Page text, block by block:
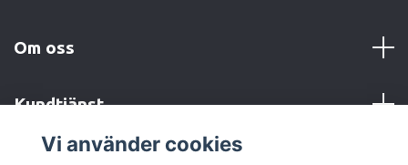
Om oss
Kundtjänst
Vi använder cookies